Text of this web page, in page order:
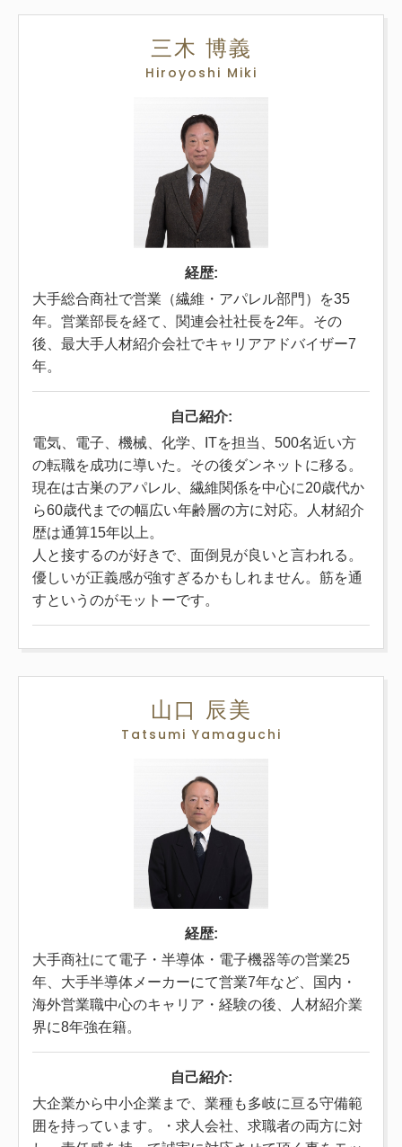
三木 博義
Hiroyoshi Miki
経歴:
大手総合商社で営業（繊維・アパレル部門）を35
年。営業部長を経て、関連会社社長を2年。その
後、最大手人材紹介会社でキャリアアドバイザー7
年。
自己紹介:
電気、電子、機械、化学、ITを担当、500名近い方
の転職を成功に導いた。その後ダンネットに移る。
現在は古巣のアパレル、繊維関係を中心に20歳代か
ら60歳代までの幅広い年齢層の方に対応。人材紹介
歴は通算15年以上。
人と接するのが好きで、面倒見が良いと言われる。
優しいが正義感が強すぎるかもしれません。筋を通
すというのがモットーです。
山口 辰美
Tatsumi Yamaguchi
経歴:
大手商社にて電子・半導体・電子機器等の営業25
年、大手半導体メーカーにて営業7年など、国内・
海外営業職中心のキャリア・経験の後、人材紹介業
界に8年強在籍。
自己紹介:
大企業から中小企業まで、業種も多岐に亘る守備範
囲を持っています。・求人会社、求職者の両方に対